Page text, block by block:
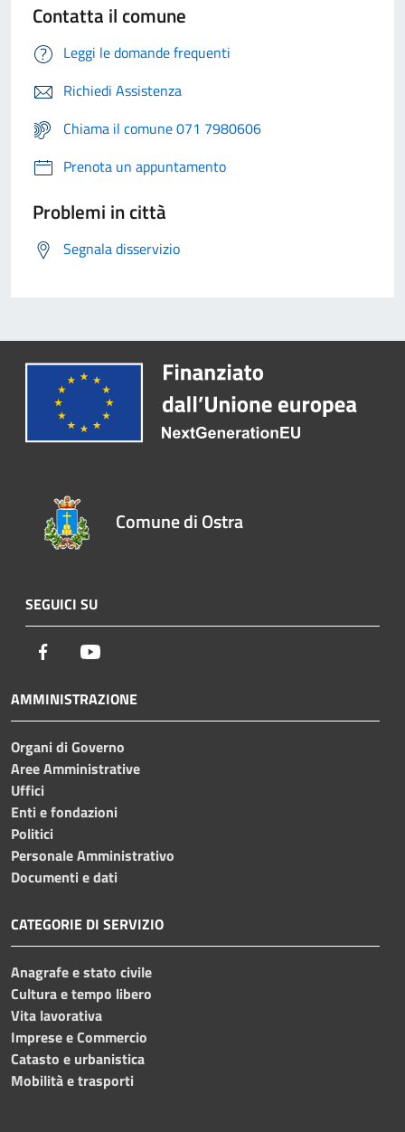
Contatta il comune
Leggi le domande frequenti
Richiedi Assistenza
Chiama il comune 071 7980606
Prenota un appuntamento
Problemi in città
Segnala disservizio
Comune di Ostra
SEGUICI SU
Facebook
AMMINISTRAZIONE
Organi di Governo
Aree Amministrative
Uffici
Enti e fondazioni
Politici
Personale Amministrativo
Documenti e dati
CATEGORIE DI SERVIZIO
Anagrafe e stato civile
Cultura e tempo libero
Vita lavorativa
Imprese e Commercio
Catasto e urbanistica
Mobilità e trasporti